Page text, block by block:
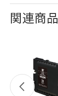
関連商品